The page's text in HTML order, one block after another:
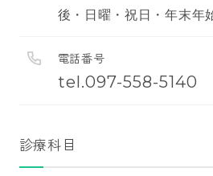
後・日曜・祝日・年末年
電話番号
tel.097-558-5140
診療科目